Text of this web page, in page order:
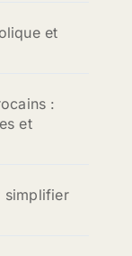
et
:
et
simplifier